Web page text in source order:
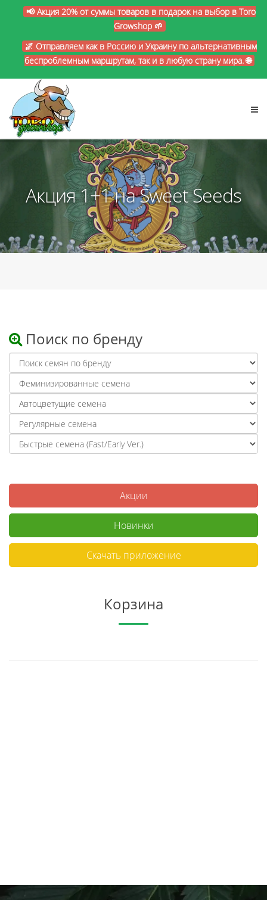
📢 Акция 20% от суммы товаров в подарок на выбор в Toro
Growshop 🌱
🌌 Отправляем как в Россию и Украину по альтернативным
беспроблемным маршрутам, так и в любую страну мира. 🌐
Акция 1+1 на Sweet Seeds
Поиск по бренду
Акции
Новинки
Скачать приложение
Корзина